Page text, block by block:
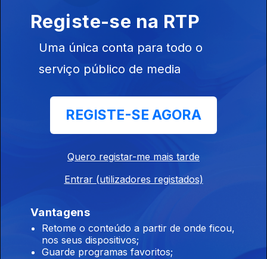
Guerra Civil Espanhola e “Himno de Riego”
Guerra Civil Espanhola e “El novio de la
14 jul. 2026
Registe-se na RTP
Uma única conta para todo o
serviço público de media
REGISTE-SE AGORA
Quero registar-me mais tarde
Entrar (utilizadores registados)
Vantagens
Retome o conteúdo a partir de onde ficou,
nos seus dispositivos;
Guarde programas favoritos;